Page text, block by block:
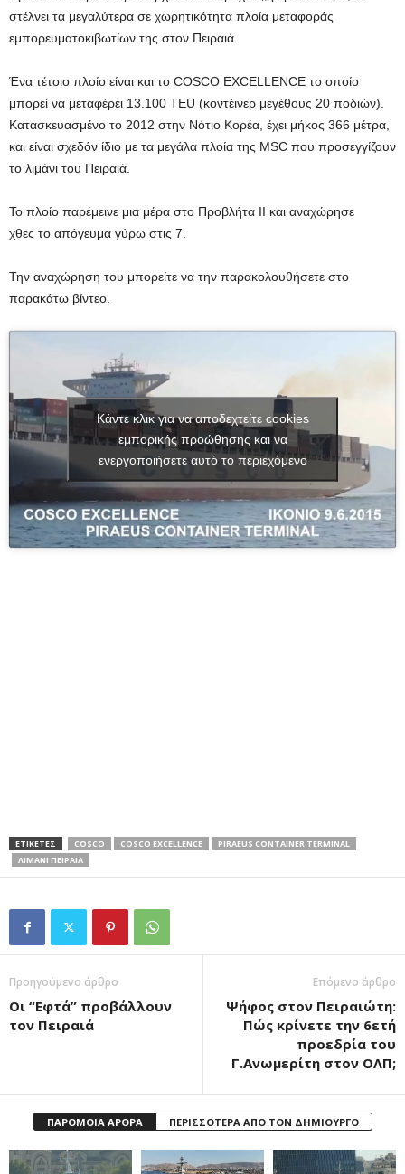
στέλνει τα μεγαλύτερα σε χωρητικότητα πλοία μεταφοράς
εμπορευματοκιβωτίων της στον Πειραιά.
Ένα τέτοιο πλοίο είναι και το COSCO EXCELLENCE το οποίο
μπορεί να μεταφέρει 13.100 TEU (κοντέινερ μεγέθους 20 ποδιών).
Κατασκευασμένο το 2012 στην Νότιο Κορέα, έχει μήκος 366 μέτρα,
και είναι σχεδόν ίδιο με τα μεγάλα πλοία της MSC που προσεγγίζουν
το λιμάνι του Πειραιά.
Το πλοίο παρέμεινε μια μέρα στο Προβλήτα ΙΙ και αναχώρησε
χθες το απόγευμα γύρω στις 7.
Την αναχώρηση του μπορείτε να την παρακολουθήσετε στο
παρακάτω βίντεο.
Κάντε κλικ για να αποδεχτείτε cookies
εμπορικής προώθησης και να
ενεργοποιήσετε αυτό το περιεχόμενο
ΕΤΙΚΕΤΕΣ COSCO COSCO EXCELLENCE
PIRAEUS CONTAINER TERMINAL
ΛΙΜΑΝΙ ΠΕΙΡΑΙΑ
Προηγούμενο άρθρο
Οι “Εφτά” προβάλλουν
τον Πειραιά
Επόμενο άρθρο
Ψήφος στον Πειραιώτη:
Πώς κρίνετε την 6ετή
προεδρία του
Γ.Ανωμερίτη στον ΟΛΠ;
ΠΑΡΟΜΟΙΑ ΑΡΘΡΑ ΠΕΡΙΣΣΟΤΕΡΑ ΑΠΟ ΤΟΝ ΔΗΜΙΟΥΡΓΟ